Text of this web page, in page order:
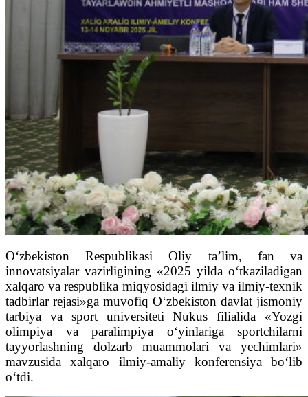
O‘zbekiston Respublikasi Oliy ta’lim, fan va
innovatsiyalar vazirligining «2025 yilda o‘tkaziladigan
xalqaro va respublika miqyosidagi ilmiy va ilmiy-texnik
tadbirlar rejasi»ga muvofiq O‘zbekiston davlat jismoniy
tarbiya va sport universiteti Nukus filialida «Yozgi
olimpiya va paralimpiya o‘yinlariga sportchilarni
tayyorlashning dolzarb muammolari va yechimlari»
mavzusida xalqaro ilmiy-amaliy konferensiya bo‘lib
o‘tdi.